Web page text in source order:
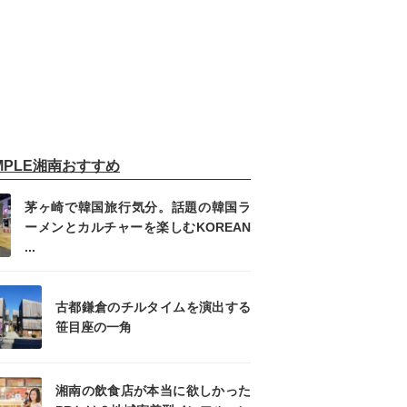
湘南おすすめ
茅ヶ崎で韓国旅行気分。話題の韓国ラ
ーメンとカルチャーを楽しむKOREAN
...
古都鎌倉のチルタイムを演出する
笹目座の一角
湘南の飲食店が本当に欲しかった